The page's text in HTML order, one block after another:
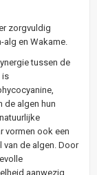
zorgvuldig
alg en Wakame.
tussen de
is
de algen hun
vormen ook een
van de algen. Door
aanwezig